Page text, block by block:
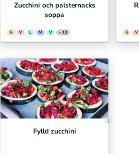
Zucchini och palsternacks
soppa
G V L M V + 13 G V
1
Fylld zucchini